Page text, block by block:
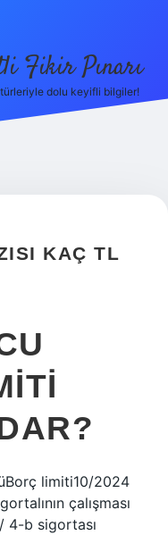
Fikir Pınarı
dolu keyifli bilgiler!
KAÇ TL
limiti10/2024
çalışması
4-b sigortası